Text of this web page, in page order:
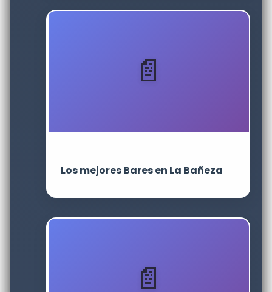
Los mejores Bares en La Bañeza